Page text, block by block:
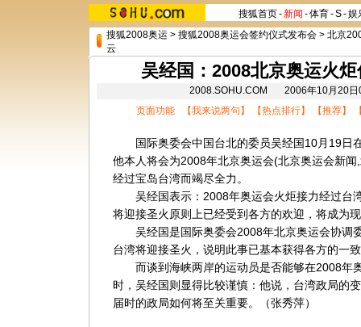
搜狐首页-新闻 -体育-S-娱
搜狐2008奥运 > 搜狐2008奥运会签约仪式发布会 > 北京
云
吴经国：2008北京奥运火
2008.SOHU.COM 2006年10月20
页面功能 【我来说两句 】 【热点排行】 【推荐】
国际奥委会中国台北的委员吴经国10月19日
他本人将会为2008年北京奥运会(北京奥运会新闻
经过宝岛台湾而竭尽全力。
吴经国表示：2008年奥运会火炬接力经过台
将迎接圣火原则上已经受到各方的欢迎，将成为
吴经国是国际奥委会2008年北京奥运会协调
台湾将迎接圣火，说明此事已基本获得各方的一
而谈到海峡两岸的运动员是否能够在2008年奥
时，吴经国则显得比较谨慎：他说，台湾政局的
届时的政局如何将至关重要。（张秀萍）